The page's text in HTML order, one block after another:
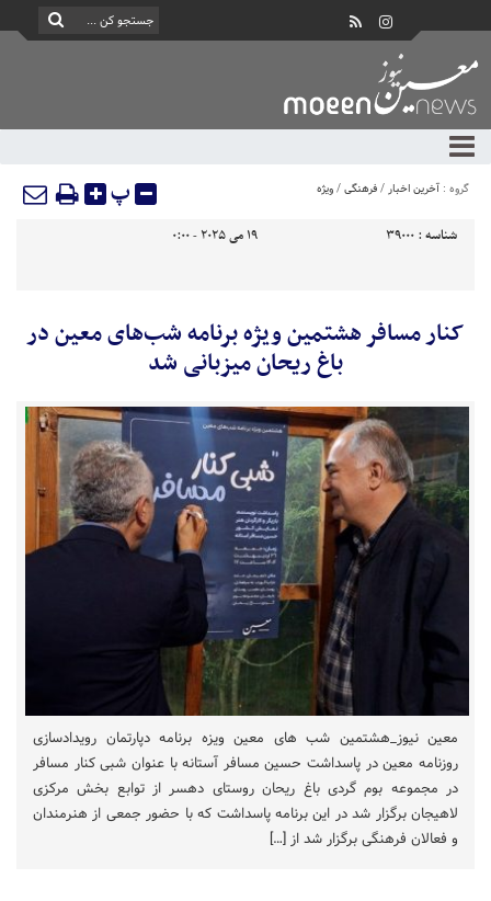
گروه : آخرین اخبار/فرهنگی/ویژه پ
شناسه : 39000 19 می 2025 - 0:00
کنار مسافر هشتمین ویژه برنامه شب‌های معین در
باغ ریحان میزبانی شد
معین نیوز_هشتمین شب های معین ویزه برنامه دپارتمان رویدادسازی
روزنامه معین در پاسداشت حسین مسافر آستانه با عنوان شبی کنار مسافر
در مجموعه بوم گردی باغ ریحان روستای دهسر از توابع بخش مرکزی
لاهیجان برگزار شد در این برنامه پاسداشت که با حضور جمعی از هنرمندان
و فعالان فرهنگی برگزار شد از […]